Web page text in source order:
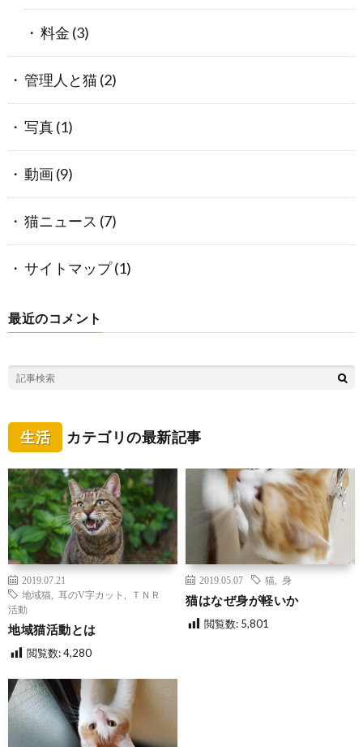
料金 (3)
管理人と猫(2)
写真(1)
動画(9)
猫ニュース (7)
サイトマップ(1)
最近のコメント
生活 カテゴリの最新記事
2019.07.21
地域猫
耳のV字カット
ＴＮＲ
活動
地域猫活動とは
閲覧数:4,280
2019.05.07 猫 身
猫はなぜ身が軽いか
閲覧数: 5,801